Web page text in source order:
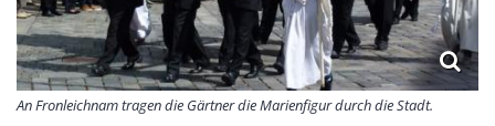
An Fronleichnam tragen die Gärtner die Marienfigur durch die Stadt.